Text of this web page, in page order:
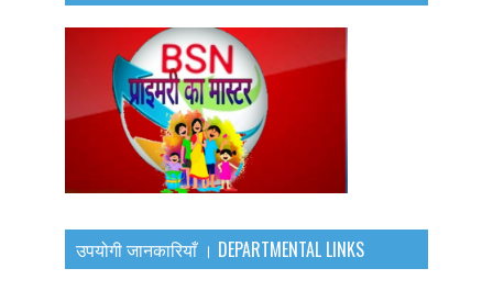
उपयोगी जानकारियाँ । DEPARTMENTAL LINKS